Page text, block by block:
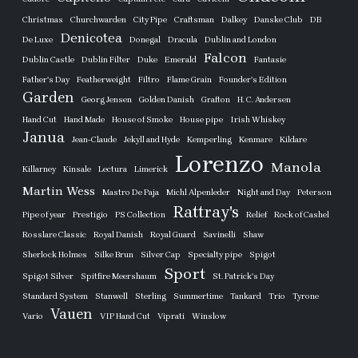
Christmas Churchwarden City Pipe Craftsman Dalkey Danske Club
DB
De Luxe
Denicotea Donegal Dracula
Dublin and London
Dublin Castle
Dublin Filter Duke Emerald Falcon
Fantasie
Father's Day
Featherweight Filtro Flame Grain Founder's Edition
Garden Georg Jensen Golden Danish Grafton
H. C. Andersen
Hand Cut
Hand Made House of Smoke House pipe Irish Whiskey
Janua Jean-Claude Jekyll and Hyde Kemperling Kenmare Kildare
Killarney Kinsale Lectura Limerick Lorenzo Manola
Martin Wess Mastro De Paja Michl Alpenleder Night and Day Peterson
Pipe of year Prestigio PS Collection Rattray's Relief
Rock of Cashel
Rosslare Classic
Royal Danish Royal Guard Savinelli
Shaw
Sherlock Holmes
Silke Brun Silver Cap Specialty pipe Spigot
Spigot Silver Spitfire Meershaum Sport
St. Patrick's Day
Standard System
Stanwell Sterling Summertime Tankard Trio
Tyrone
Vario
Vauen VIP Hand Cut Viprati Winslow